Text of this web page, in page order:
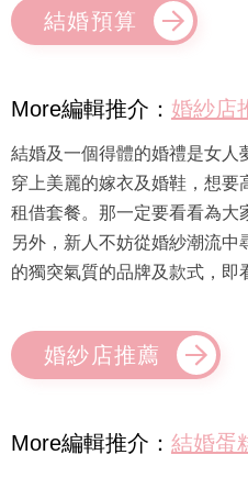
結婚預算
More編輯推介： 婚紗店
結婚及一個得體的婚禮是女人
穿上美麗的嫁衣及婚鞋，想要
租借套餐。那一定要看看為大
另外，新人不妨從婚紗潮流
的獨突氣質的品牌及款式，即
婚紗店推薦
More編輯推介： 結婚蛋